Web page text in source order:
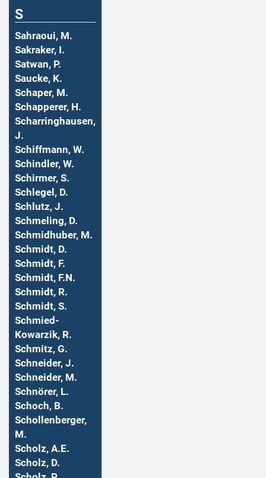
S
Sahraoui, M.
Sakraker, I.
Satwan, P.
Saucke, K.
Schaper, M.
Schapperer, H.
Scharringhausen,
J.
Schiffmann, W.
Schindler, W.
Schirmer, S.
Schlegel, D.
Schlutz, J.
Schmeling, D.
Schmidhuber, M.
Schmidt, D.
Schmidt, F.
Schmidt, F.N.
Schmidt, R.
Schmidt, S.
Schmied-
Kowarzik, R.
Schmitz, G.
Schneider, J.
Schneider, M.
Schnörer, L.
Schoch, B.
Schollenberger,
M.
Scholz, A.E.
Scholz, D.